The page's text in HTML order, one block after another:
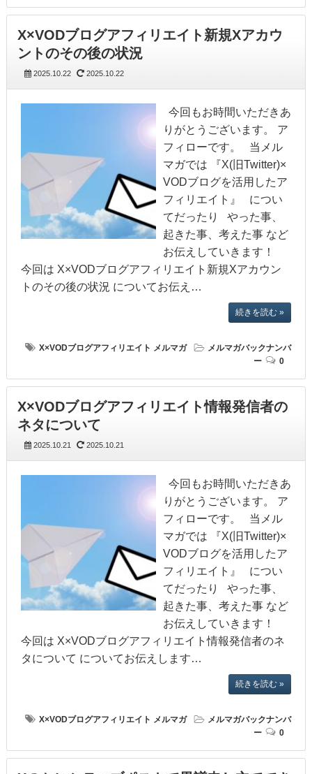
X×VODブログアフィリエイト新規Xアカウ
ントのその後の状況
2025.10.22 2025.10.22
今回もお時間いただきあ
りがとうございます。 ア
フィローです。 当メル
マガでは 『X(旧Twitter)×
VODブログを活用したア
フィリエイト』 につい
てだったり やった事、
起きた事、考えた事 など
お伝えしていきます！
今回は X×VODブログアフィリエイト新規Xアカウン
トのその後の状況 についてお伝え…
続きを読む »
X×VODブログアフィリエイト メルマガ
メルマガバックナンバ
ー
0
X×VODブログアフィリエイト情報発信者の
ネタについて
2025.10.21 2025.10.21
今回もお時間いただきあ
りがとうございます。 ア
フィローです。 当メル
マガでは 『X(旧Twitter)×
VODブログを活用したア
フィリエイト』 につい
てだったり やった事、
起きた事、考えた事 など
お伝えしていきます！
今回は X×VODブログアフィリエイト情報発信者のネ
タについて についてお伝えします…
続きを読む »
X×VODブログアフィリエイト メルマガ
メルマガバックナンバ
ー
0